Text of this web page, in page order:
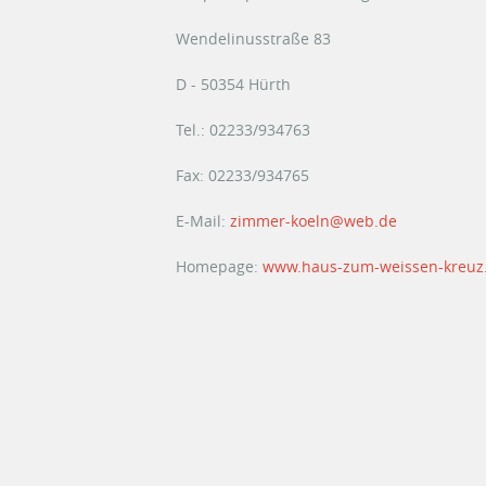
Wendelinusstraße 83
D - 50354 Hürth
Tel.: 02233/934763
Fax: 02233/934765
E-Mail: zimmer-koeln@web.de
Homepage: www.haus-zum-weissen-